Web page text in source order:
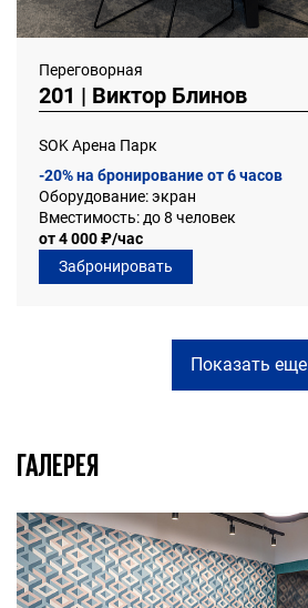
Переговорная
201 | Виктор Блинов
SOK Арена Парк
-20% на бронирование от 6 часов
Оборудование: экран
Вместимость: до 8 человек
от 4 000 ₽/час
Забронировать
Показать еще
ГАЛЕРЕЯ